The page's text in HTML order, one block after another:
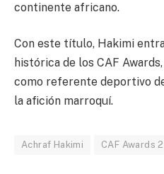
continente africano.
Con este título, Hakimi
histórica de los CAF
como referente deportivo
la afición marroquí.
Achraf Hakimi CAF Awards